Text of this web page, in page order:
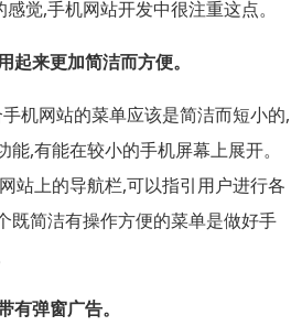
觉,手机网站开发中很注重这点。
起来更加简洁而方便。
机网站的菜单应该是简洁而短小的,
,有能在较小的手机屏幕上展开。
站上的导航栏,可以指引用户进行各
既简洁有操作方便的菜单是做好手
有弹窗广告。